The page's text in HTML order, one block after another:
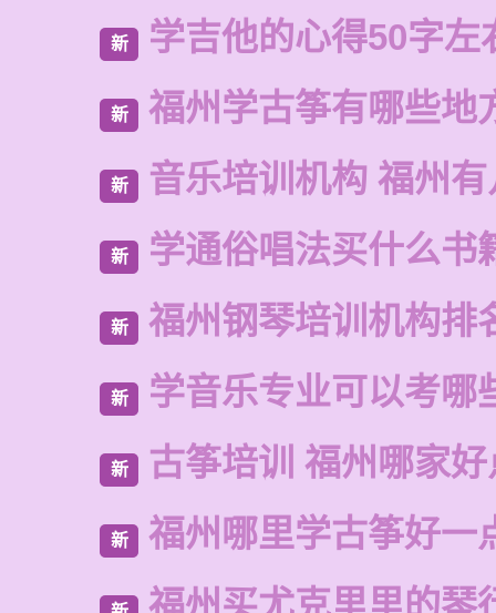
新 学吉他的心得50字左
新 福州学古筝有哪些地
新 音乐培训机构 福州
新 学通俗唱法买什么书
新 福州钢琴培训机构排
新 学音乐专业可以考哪
新 古筝培训 福州哪家好
新 福州哪里学古筝好一
福州买尤克里里的琴